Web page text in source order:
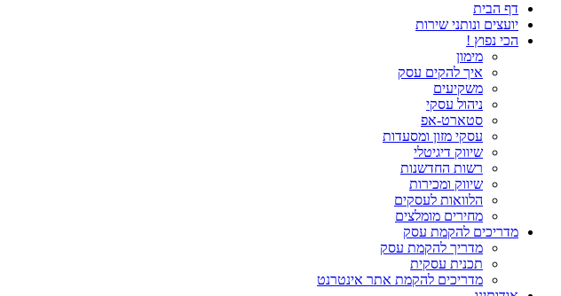
דף הבית
יועצים ונותני שירות
הכי נפוץ !
מימון
איך להקים עסק
משקיעים
ניהול עסקי
סטארט-אפ
עסקי מזון ומסעדות
שיווק דיגיטלי
רשות החדשנות
שיווק ומכירות
הלוואות לעסקים
מחירים מומלצים
מדריכים להקמת עסק
מדריך להקמת עסק
תכנית עסקית
מדריכים להקמת אתר אינטרנט